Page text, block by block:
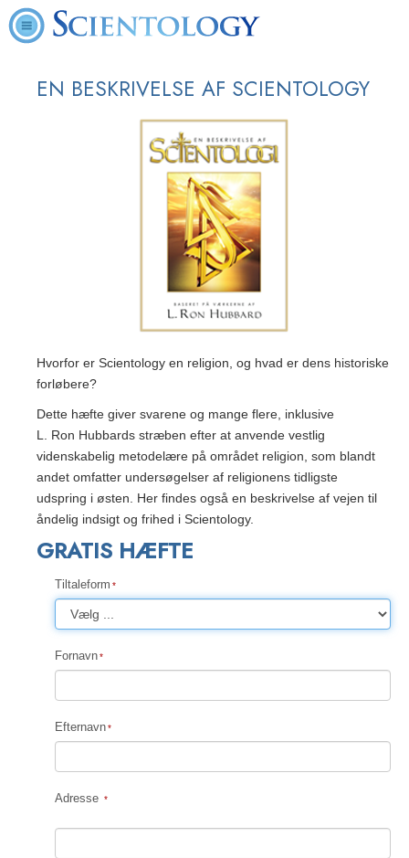
EN BESKRIVELSE AF SCIENTOLOGY
Hvorfor er Scientology en religion, og hvad er dens historiske
forløbere?
Dette hæfte giver svarene og mange flere, inklusive
L. Ron Hubbards stræben efter at anvende vestlig
videnskabelig metodelære på området religion, som blandt
andet omfatter undersøgelser af religionens tidligste
udspring i østen. Her findes også en beskrivelse af vejen til
åndelig indsigt og frihed i Scientology.
GRATIS HÆFTE
Tiltaleform
Fornavn
Efternavn
Adresse